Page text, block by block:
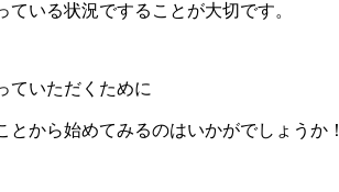
いる状況ですることが大切です。
ていただくために
とから始めてみるのはいかがでしょうか！